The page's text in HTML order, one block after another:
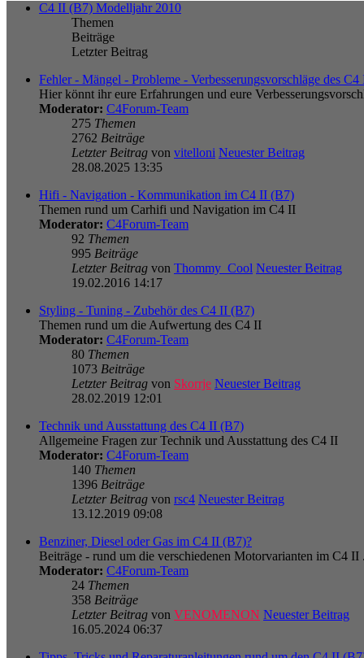
C4 II (B7) Modelljahr 2010
Themen
Beiträge
Letzter Beitrag
Fehler - Mängel - Probleme - Verbesserungsvorschläge des
Hier könnt ihr eure Erfahrungen und eure
Moderator: C4Forum-Team
275 Themen
2762 Beiträge
Letzter Beitrag von vitelloni Neuester Beitrag
28.08.2025 13:35
Hifi - Navigation - Kommunikation im C4 II (B7)
Themen rund um Carhifi und Navigation im C4 II
Moderator: C4Forum-Team
92 Themen
995 Beiträge
Letzter Beitrag von Thommy_Cool Neuester Beitrag
19.02.2016 14:17
Styling - Tuning - Zubehör des C4 II (B7)
Themen rund um die Aufwertung des C4 II
Moderator: C4Forum-Team
80 Themen
1073 Beiträge
Letzter Beitrag von Skorrje Neuester Beitrag
28.02.2019 12:01
Technik und Ausstattung des C4 II (B7)
Allgemeine Fragen zur Technik und Ausstattung des C4 II
Moderator: C4Forum-Team
140 Themen
1396 Beiträge
Letzter Beitrag von rsc4 Neuester Beitrag
13.12.2019 09:08
Benziner, Diesel oder Gas im C4 II (B7)?
Beiträge - rund um die verschiedenen Motorvarianten im C4 II
Moderator: C4Forum-Team
24 Themen
358 Beiträge
Letzter Beitrag von VENOMENON Neuester Beitrag
16.05.2024 06:37